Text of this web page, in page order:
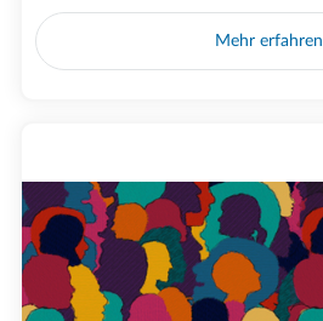
Mehr erfahren